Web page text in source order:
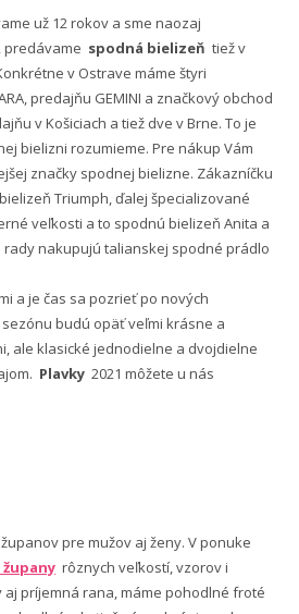
už 12 rokov a sme naozaj
predávame spodná bielizeň tiež v
v Ostrave máme štyri
predajňu GEMINI a značkový obchod
v Košiciach a tiež dve v Brne. To je
bielizni rozumieme. Pre nákup Vám
značky spodnej bielizne. Zákazníčku
Triumph, ďalej špecializované
veľkosti a to spodnú bielizeň Anita a
rady nakupujú talianskej spodné prádlo
a je čas sa pozrieť po nových
budú opäť veľmi krásne a
ale klasické jednodielne a dvojdielne
Plavky 2021 môžete u nás
pre mužov aj ženy. V ponuke
rôznych veľkostí, vzorov i
príjemná rana, máme pohodlné froté